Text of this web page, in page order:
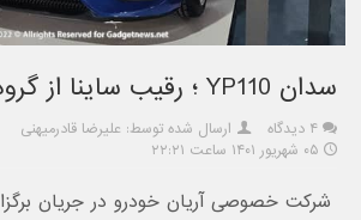
سدان YP110 ؛ رقیب ساینا از گروه آریان خودرو
۴ دیدگاه
ارسال شده توسط: علیرضا قادرمیهنی
۰۵ شهریور ۱۴۰۱ ساعت ۲۲:۲۱
شرکت خصوصی آریان خودرو در جریان